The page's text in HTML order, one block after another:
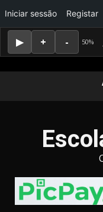
50%
Iniciar sessão Registar